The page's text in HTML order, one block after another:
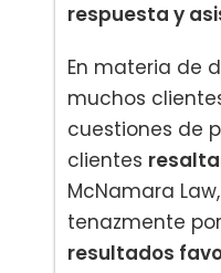
respuesta y
En materia de
muchos
cuestiones de
clientes
McNamara
tenazmente
resultados